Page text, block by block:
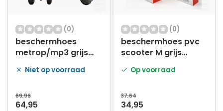
(0)
beschermhoes
metrop/mp3 grijs
bogart
Niet op voorraad
69,96
64,95
(0)
beschermhoes pvc
scooter M grijs
Op voorraad
37,64
34,95